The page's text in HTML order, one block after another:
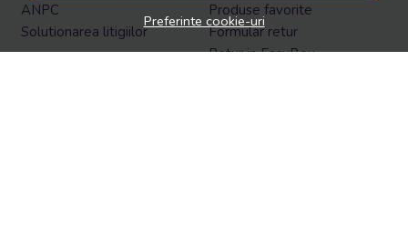
Preferinte cookie-uri
ANPC
Solutionarea litigiilor
Produse favorite
Formular retur
Retur in EasyBox